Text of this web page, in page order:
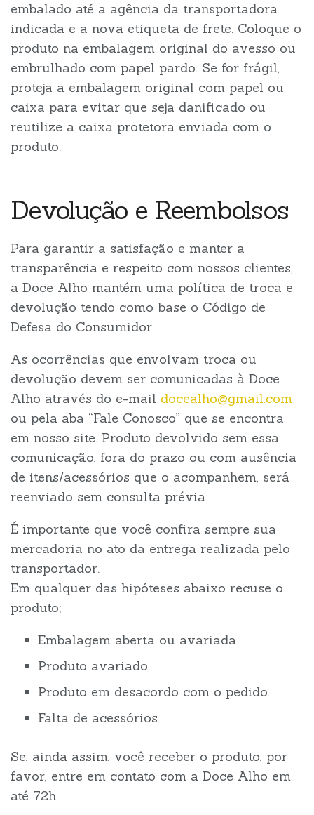
embalado até a agência da transportadora
indicada e a nova etiqueta de frete. Coloque o
produto na embalagem original do avesso ou
embrulhado com papel pardo. Se for frágil,
proteja a embalagem original com papel ou
caixa para evitar que seja danificado ou
reutilize a caixa protetora enviada com o
produto.
Devolução e Reembolsos
Para garantir a satisfação e manter a
transparência e respeito com nossos clientes,
a Doce Alho mantém uma política de troca e
devolução tendo como base o Código de
Defesa do Consumidor.
As ocorrências que envolvam troca ou
devolução devem ser comunicadas à Doce
Alho através do e-mail docealho@gmail.com
ou pela aba “Fale Conosco” que se encontra
em nosso site. Produto devolvido sem essa
comunicação, fora do prazo ou com ausência
de itens/acessórios que o acompanhem, será
reenviado sem consulta prévia.
É importante que você confira sempre sua
mercadoria no ato da entrega realizada pelo
transportador.
Em qualquer das hipóteses abaixo recuse o
produto;
Embalagem aberta ou avariada
Produto avariado.
Produto em desacordo com o pedido.
Falta de acessórios.
Se, ainda assim, você receber o produto, por
favor, entre em contato com a Doce Alho em
até 72h.